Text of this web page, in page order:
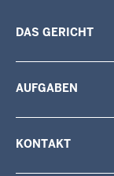
DAS GERICHT
AUFGABEN
KONTAKT